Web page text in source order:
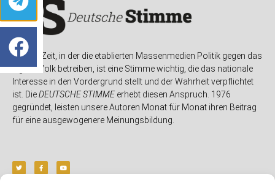
In einer Zeit, in der die etablierten Massenmedien Politik gegen das
eigene Volk betreiben, ist eine Stimme wichtig, die das nationale
Interesse in den Vordergrund stellt und der Wahrheit verpflichtet
ist. DieDEUTSCHE STIMMEerhebt diesen Anspruch. 1976
gegründet, leisten unsere Autoren Monat für Monat ihren Beitrag
für eine ausgewogenere Meinungsbildung.